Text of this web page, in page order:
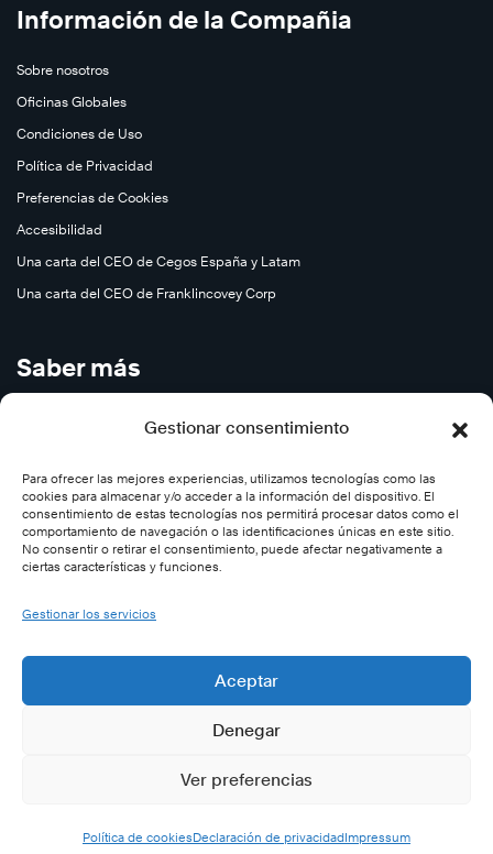
Gestionar consentimiento
Para ofrecer las mejores experiencias, utilizamos tecnologías como las
cookies para almacenar y/o acceder a la información del dispositivo. El
consentimiento de estas tecnologías nos permitirá procesar datos como el
comportamiento de navegación o las identificaciones únicas en este sitio.
No consentir o retirar el consentimiento, puede afectar negativamente a
ciertas características y funciones.
Gestionar los servicios
Aceptar
Denegar
Ver preferencias
Política de cookiesDeclaración de privacidadImpressum
Información de la Compañia
Sobre nosotros
Oficinas Globales
Condiciones de Uso
Política de Privacidad
Preferencias de Cookies
Accesibilidad
Una carta del CEO de Cegos España y Latam
Una carta del CEO de Franklincovey Corp
Saber más
Contáctenos
Subscríbase
Desincribirse
Síganos
Facebook (Cegos España)